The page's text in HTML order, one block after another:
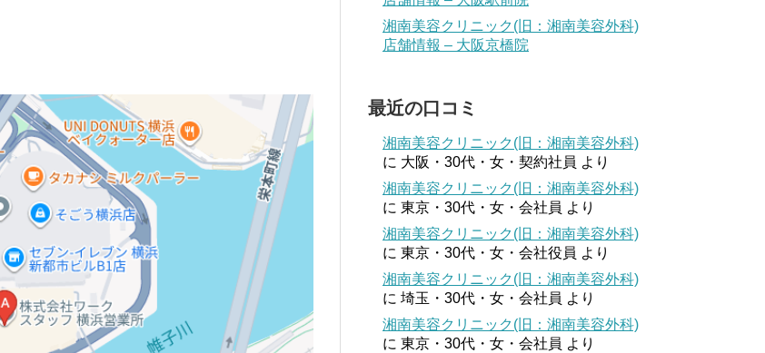
湘南美容クリニック(旧：湘南美容外科)
店舗情報 – 大阪京橋院
最近の口コミ
湘南美容クリニック(旧：湘南美容外科)
に 大阪・30代・女・契約社員 より
湘南美容クリニック(旧：湘南美容外科)
に 東京・30代・女・会社員 より
湘南美容クリニック(旧：湘南美容外科)
に 東京・30代・女・会社役員 より
湘南美容クリニック(旧：湘南美容外科)
に 埼玉・30代・女・会社員 より
湘南美容クリニック(旧：湘南美容外科)
に 東京・30代・女・会社員 より